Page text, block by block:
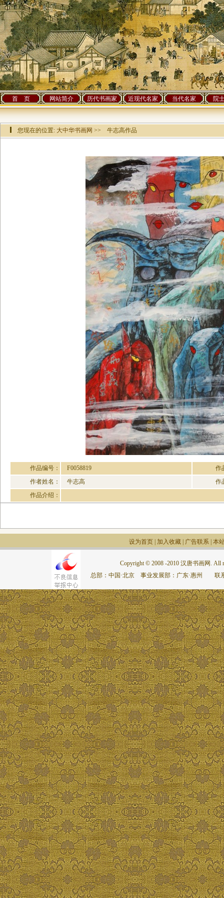
首 页 网站简介 历代书画家 近现代名家 当代名家 院
您现在的位置: 大中华书画网 >> 牛志高作品
作品编号： F0058819
作
作者姓名：
牛志高
作
作品介绍：
设为首页 加入收藏 广告联系 本
Copyright © 2008 -2010 汉唐书画网. All
总部：中国·北京 事业发展部：广东·惠州 联系